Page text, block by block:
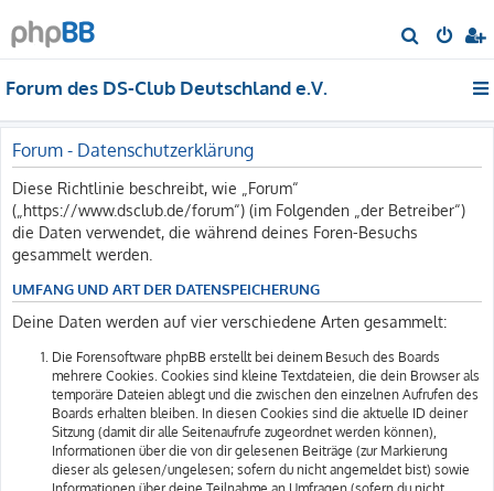
u
Forum des DS-Club Deutschland e.V.
Forum - Datenschutzerklärung
Diese Richtlinie beschreibt, wie „Forum“
(„https://www.dsclub.de/forum“) (im Folgenden „der Betreiber“)
die Daten verwendet, die während deines Foren-Besuchs
gesammelt werden.
UMFANG UND ART DER DATENSPEICHERUNG
Deine Daten werden auf vier verschiedene Arten gesammelt:
Die Forensoftware phpBB erstellt bei deinem Besuch des Boards
mehrere Cookies. Cookies sind kleine Textdateien, die dein Browser als
temporäre Dateien ablegt und die zwischen den einzelnen Aufrufen des
Boards erhalten bleiben. In diesen Cookies sind die aktuelle ID deiner
Sitzung (damit dir alle Seitenaufrufe zugeordnet werden können),
Informationen über die von dir gelesenen Beiträge (zur Markierung
dieser als gelesen/ungelesen; sofern du nicht angemeldet bist) sowie